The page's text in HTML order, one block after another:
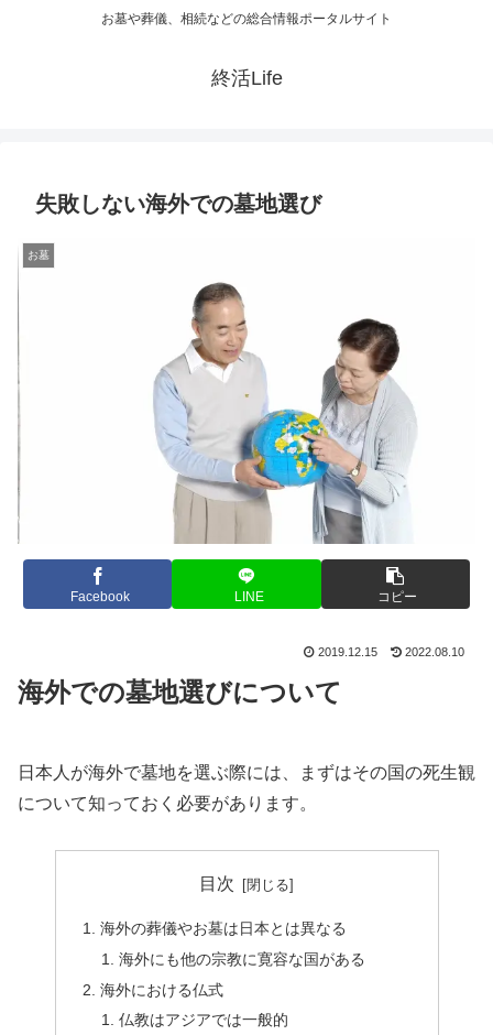
お墓や葬儀、相続などの総合情報ポータルサイト
終活Life
失敗しない海外での墓地選び
お墓
Facebook LINE コピー
2019.12.15 2022.08.10
海外での墓地選びについて
日本人が海外で墓地を選ぶ際には、まずはその国の死生観
について知っておく必要があります。
目次
海外の葬儀やお墓は日本とは異なる
海外にも他の宗教に寛容な国がある
海外における仏式
仏教はアジアでは一般的